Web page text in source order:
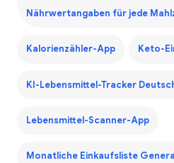
Nährwertangaben für jede
Kalorienzähler-App Keto-
KI-Lebensmittel-Tracker
Lebensmittel-Scanner-App
Monatliche Einkaufsliste